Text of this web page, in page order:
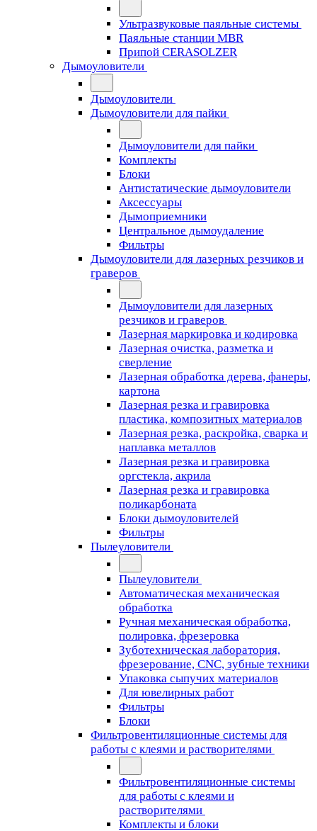
Ультразвуковые паяльные системы
Паяльные станции MBR
Припой CERASOLZER
Дымоуловители
Дымоуловители
Дымоуловители для пайки
Дымоуловители для пайки
Комплекты
Блоки
Антистатические дымоуловители
Аксессуары
Дымоприемники
Центральное дымоудаление
Фильтры
Дымоуловители для лазерных резчиков и
граверов
Дымоуловители для лазерных
резчиков и граверов
Лазерная маркировка и кодировка
Лазерная очистка, разметка и
сверление
Лазерная обработка дерева, фанеры,
картона
Лазерная резка и гравировка
пластика, композитных материалов
Лазерная резка, раскройка, сварка и
наплавка металлов
Лазерная резка и гравировка
оргстекла, акрила
Лазерная резка и гравировка
поликарбоната
Блоки дымоуловителей
Фильтры
Пылеуловители
Пылеуловители
Автоматическая механическая
обработка
Ручная механическая обработка,
полировка, фрезеровка
Зуботехническая лаборатория,
фрезерование, CNC, зубные техники
Упаковка сыпучих материалов
Для ювелирных работ
Фильтры
Блоки
Фильтровентиляционные системы для
работы с клеями и растворителями
Фильтровентиляционные системы
для работы с клеями и
растворителями
Комплекты и блоки